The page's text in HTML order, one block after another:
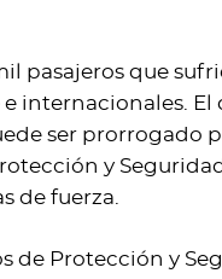
pasajeros que
internacionales. El
ser prorrogado
y
de fuerza.
de Protección y